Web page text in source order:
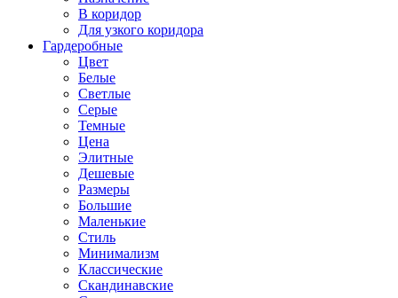
В коридор
Для узкого коридора
Гардеробные
Цвет
Белые
Светлые
Серые
Темные
Цена
Элитные
Дешевые
Размеры
Большие
Маленькие
Стиль
Минимализм
Классические
Скандинавские